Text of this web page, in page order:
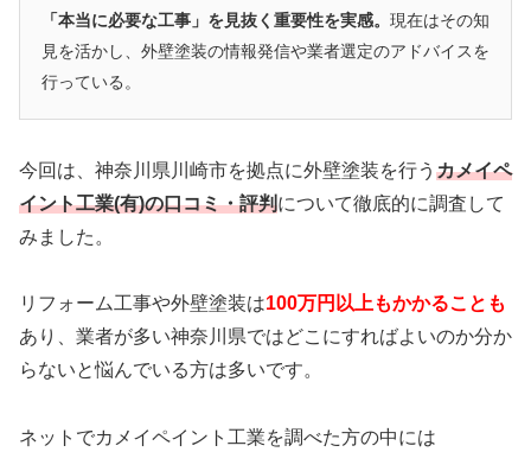
「本当に必要な工事」を見抜く重要性を実感。 現在はその知
見を活かし、外壁塗装の情報発信や業者選定のアドバイスを
行っている。
今回は、神奈川県川崎市を拠点に外壁塗装を行う カメイペ
イント工業(有)の口コミ・評判について徹底的に調査して
みました。
リフォーム工事や外壁塗装は100万円以上もかかることも
あり、業者が多い神奈川県ではどこにすればよいのか分か
らないと悩んでいる方は多いです。
ネットでカメイペイント工業を調べた方の中には